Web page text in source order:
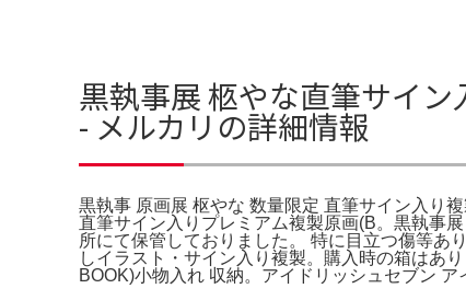
黒執事展 柩やな直筆サイ
- メルカリの詳細情報
黒執事 原画展 枢やな 数量限定 直筆サイン入り
直筆サイン入りプレミアム複製原画(B。黒執事
所にて保管しておりました。 特に目立つ傷等あ
しイラスト・サイン入り複製。購入時の箱はあ
BOOK)小物入れ 収納。アイドリッシュセブン